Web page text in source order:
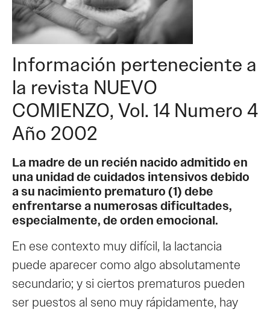
Información perteneciente a
la revista NUEVO
COMIENZO, Vol. 14 Numero 4
Año 2002
La madre de un recién nacido admitido en
una unidad de cuidados intensivos debido
a su nacimiento prematuro (1) debe
enfrentarse a numerosas dificultades,
especialmente, de orden emocional.
En ese contexto muy difícil, la lactancia
puede aparecer como algo absolutamente
secundario; y si ciertos prematuros pueden
ser puestos al seno muy rápidamente, hay